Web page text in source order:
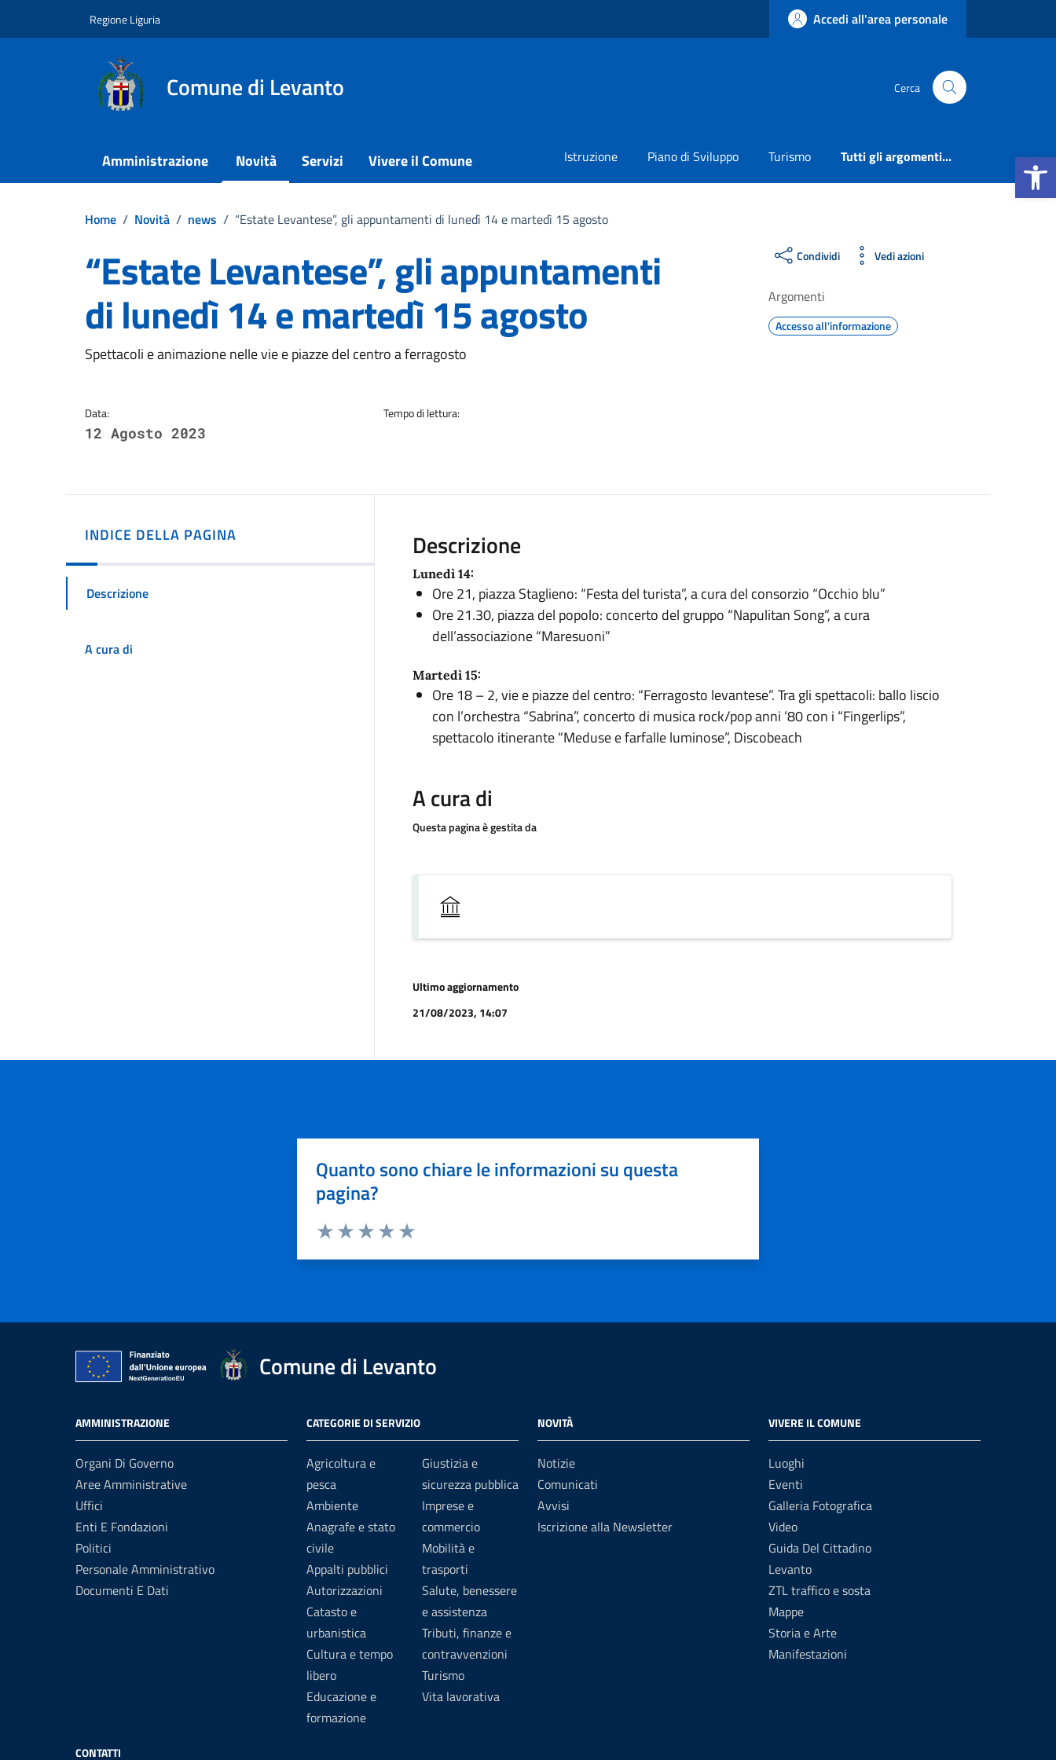
Apri la
Regione Liguria Accedi all'area personale
Comune di Levanto Cerca
Amministrazione Novità Servizi Vivere il Comune Istruzione Piano di Sviluppo Turismo Tutti gli argomenti...
Home / Novità / news / “Estate Levantese”, gli appuntamenti di lunedì 14 e martedì 15 agosto
“Estate Levantese”, gli appuntamenti
di lunedì 14 e martedì 15 agosto
Dettagli della notizia
Spettacoli e animazione nelle vie e piazze del centro a ferragosto
Data:
12 Agosto 2023
Tempo di lettura:
Condividi Vedi azioni
Argomenti
Accesso all'informazione
INDICE DELLA PAGINA
Descrizione
A cura di
Descrizione
Lunedì 14:
Ore 21, piazza Staglieno: “Festa del turista”, a cura del consorzio “Occhio blu”
Ore 21.30, piazza del popolo: concerto del gruppo “Napulitan Song”, a cura
dell’associazione “Maresuoni”
Martedì 15:
Ore 18 – 2, vie e piazze del centro: “Ferragosto levantese”. Tra gli spettacoli: ballo liscio
con l’orchestra “Sabrina”, concerto di musica rock/pop anni ’80 con i “Fingerlips”,
spettacolo itinerante “Meduse e farfalle luminose”, Discobeach
A cura di
Questa pagina è gestita da
Ultimo aggiornamento
21/08/2023, 14:07
Quanto sono chiare le informazioni su questa
pagina?
Comune di Levanto
AMMINISTRAZIONE
Organi Di Governo
Aree Amministrative
Uffici
Enti E Fondazioni
Politici
Personale Amministrativo
Documenti E Dati
CATEGORIE DI SERVIZIO
Agricoltura e
pesca
Ambiente
Anagrafe e stato
civile
Appalti pubblici
Autorizzazioni
Catasto e
urbanistica
Cultura e tempo
libero
Educazione e
formazione
Giustizia e
sicurezza pubblica
Imprese e
commercio
Mobilità e
trasporti
Salute, benessere
e assistenza
Tributi, finanze e
contravvenzioni
Turismo
Vita lavorativa
NOVITÀ
Notizie
Comunicati
Avvisi
Iscrizione alla Newsletter
VIVERE IL COMUNE
Luoghi
Eventi
Galleria Fotografica
Video
Guida Del Cittadino
Levanto
ZTL traffico e sosta
Mappe
Storia e Arte
Manifestazioni
CONTATTI